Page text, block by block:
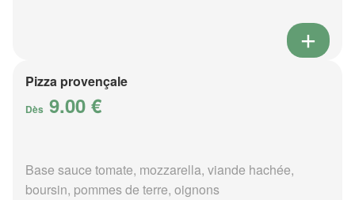
Pizza provençale
Dès 9.00 €
Base sauce tomate, mozzarella, viande hachée,
boursin, pommes de terre, oignons